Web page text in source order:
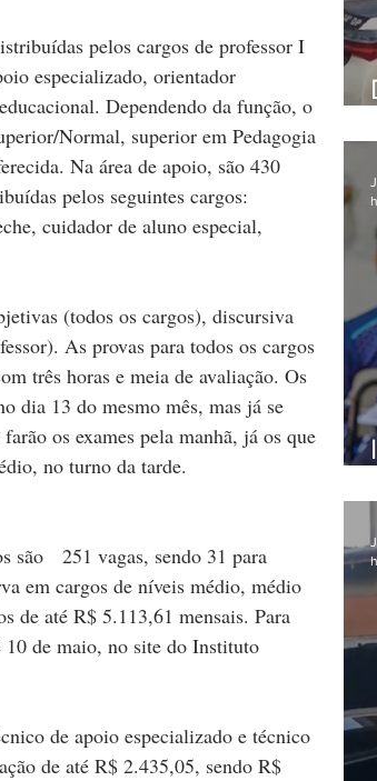
pelos cargos de professor I
especializado, orientador
Dependendo da função, o
Normal, superior em Pedagogia
Na área de apoio, são 430
pelos seguintes cargos:
cuidador de aluno especial,
(todos os cargos), discursiva
As provas para todos os cargos
três horas e meia de avaliação. Os
dia 13 do mesmo mês, mas já se
os exames pela manhã, já os que
no turno da tarde.
251 vagas, sendo 31 para
em cargos de níveis médio, médio
de até R$ 5.113,61 mensais. Para
10 de maio, no site do Instituto
de apoio especializado e técnico
de até R$ 2.435,05, sendo R$